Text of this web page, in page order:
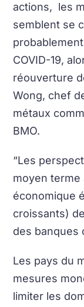
actions, les
semblent se
COVID-19,
réouverture
Wong, chef
métaux
BMO.
“Les
moyen terme
économique
croissants)
des banques
Les pays du
mesures
limiter les